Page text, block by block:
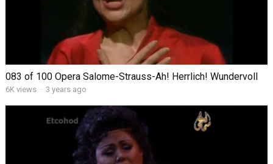
083 of 100 Opera Salome-Strauss-Ah! Herrlich! Wundervoll
6K views · 3 years ago